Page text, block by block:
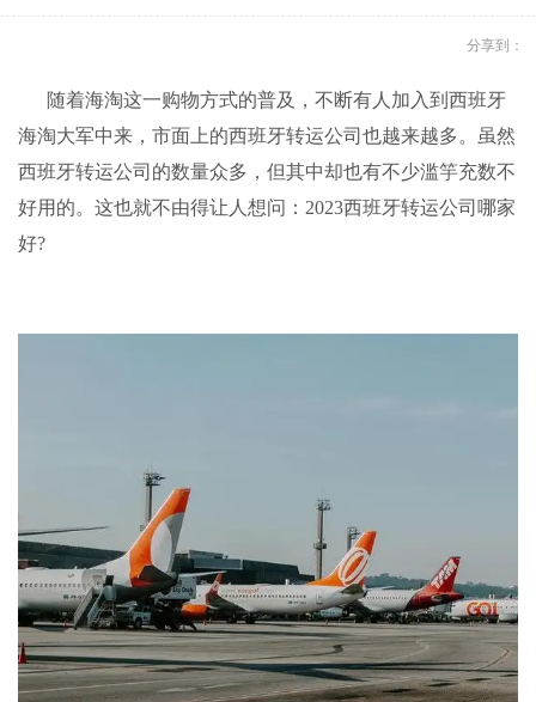
分享到：
随着海淘这一购物方式的普及，不断有人加入到西班牙
海淘大军中来，市面上的西班牙转运公司 也越来越多。虽然
西班牙转运公司 的数量众多，但其中却也有不少滥竽充数不
好用的。这也就不由得让人想问：2023西班牙转运公司哪家
好?